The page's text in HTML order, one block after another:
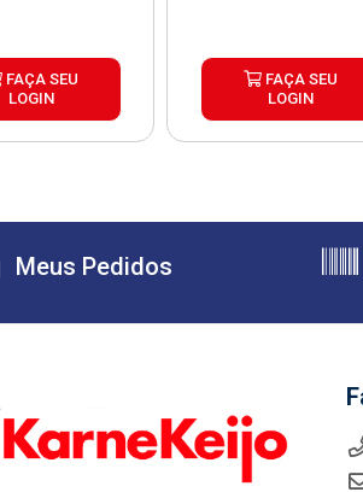
FAÇA SEU
LOGIN
FAÇA SEU
LOGIN
Meus Pedidos